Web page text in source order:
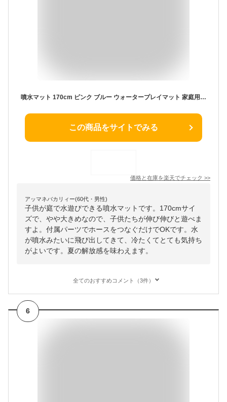
噴水マット 170cm ピンク ブルー ウォータープレイマット 家庭用 プール ビニール 噴水 スプリンクラー 水遊び 子供 子ども 野外 屋外 家庭 夏 散水 楽しい シャワー アウトドア おもちゃ シャワー マット ワンちゃん 屋外用【到着後レビューを書いて保証期間30日に！】
この商品をサイトでみる
価格と在庫を楽天でチェック >>
アッマネバカリィー(60代・男性)
子供が庭で水遊びできる噴水マットです。170cmサイ
ズで、やや大きめなので、子供たちが伸び伸びと遊べま
すよ。付属パーツでホースをつなぐだけでOKです。水
が噴水みたいに飛び出してきて、冷たくてとても気持ち
がよいです。夏の解放感を味わえます。
全てのおすすめコメント（3件）
6